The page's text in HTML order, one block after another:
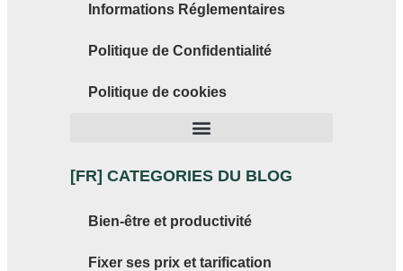
Informations Réglementaires
Politique de Confidentialité
Politique de cookies
[FR] CATEGORIES DU BLOG
Bien-être et productivité
Fixer ses prix et tarification